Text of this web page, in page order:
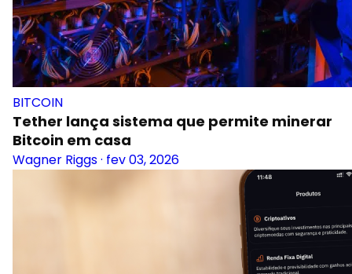
BITCOIN
Tether lança sistema que permite minerar
Bitcoin em casa
Wagner Riggs· fev 03, 2026